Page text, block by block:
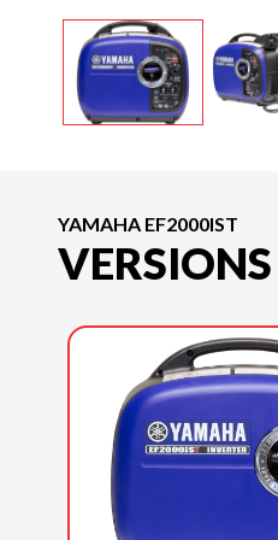
YAMAHA EF2000IST